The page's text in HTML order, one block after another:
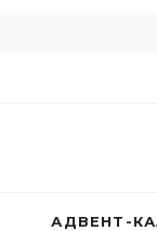
АДВЕНТ-